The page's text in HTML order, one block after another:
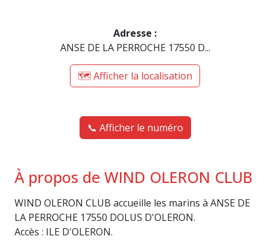
Adresse :
ANSE DE LA PERROCHE 17550 D...
🗺️ Afficher la localisation
📞 Afficher le numéro
À propos de WIND OLERON CLUB
WIND OLERON CLUB accueille les marins à ANSE DE
LA PERROCHE 17550 DOLUS D'OLERON.
Accès : ILE D'OLERON.